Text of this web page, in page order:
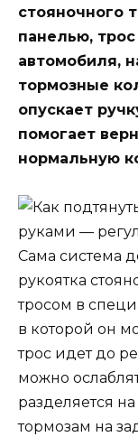
стояночного
панелью,
автомобиля,
тормозные
опускает
помогает
нормальную
Сама система
рукоятка
тросом в
в которой он
трос идет до
можно
разделяется
тормозам на